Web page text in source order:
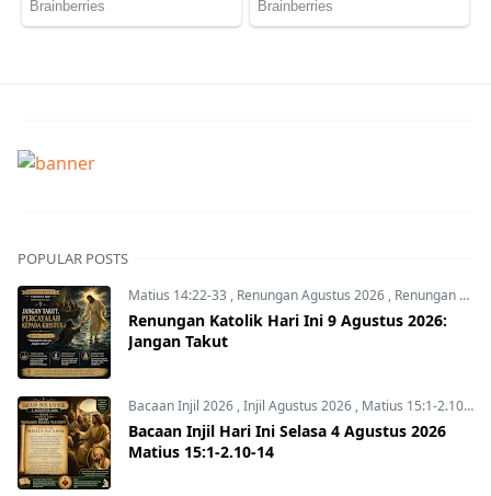
POPULAR POSTS
Matius 14:22-33 , Renungan Agustus 2026 , Renungan Hari Ini
Renungan Katolik Hari Ini 9 Agustus 2026:
Jangan Takut
Bacaan Injil 2026 ,Injil Agustus 2026 , Matius 15:1-2.10-14
Bacaan Injil Hari Ini Selasa 4 Agustus 2026
Matius 15:1-2.10-14